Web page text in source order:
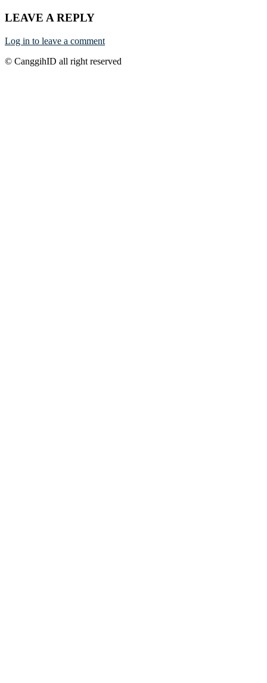
LEAVE A REPLY
Log in to leave a comment
© CanggihID all right reserved